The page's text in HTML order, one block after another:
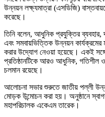
উন্নয়ন লক্ষ্যমাত্রা (এসডিজি)
করেছে।
তিনি বলেন, আধুনিক প্রযুক্তির ব্যবহার,
এবং সমবায়ভিত্তিক উন্নয়ন কার্যক্রমের
করার উদ্যোগ নেওয়া হয়েছে। একই
প্রতিষ্ঠানটিকে আরও আধুনিক, গতিশীল ও
চলমান রয়েছে।
আলোচনা সভার শুরুতে জাতীয় পল্লী
মোড়ক উন্মোচন করা হয়। অনুষ্ঠানে
মহাপরিচালক একেএম তারেক।